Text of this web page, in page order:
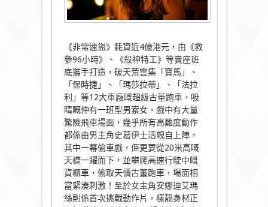
《非常速盜》耗資近4億港元，由《救
參96小時》、《殺神特工》等賣座班
底攜手打造，破天荒雲集「寶馬」、
「保時捷」、「瑪莎拉蒂」、「法拉
利」等12大車廠嘅超級古董跑車，吸
睛嘅仲有一班型男索女。戲中有大量
驚險飛車場面，幾乎所有高難度動作
都係由男主角史葛伊士活親自上陣，
其中一幕偷車戲，佢更要從20米高嘅
天橋一躍而下，並攀爬高速行駛中嘅
貨櫃車，偷取天價古董跑車，場面相
當緊湊刺激！至於女主角安娜迪艾瑪
絲則係首次挑戰動作片，樣靚身材正